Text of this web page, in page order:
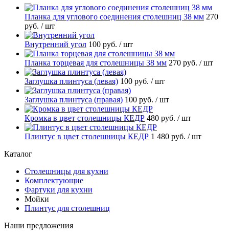
Планка для углового соединения столешниц 38 мм 270
руб. / шт
Внутренний угол 100 руб. / шт
Планка торцевая для столешницы 38 мм 270 руб. / шт
Заглушка плинтуса (левая) 100 руб. / шт
Заглушка плинтуса (правая) 100 руб. / шт
Кромка в цвет столешницы КЕДР 480 руб. / шт
Плинтус в цвет столешницы КЕДР 1 480 руб. / шт
Каталог
Столешницы для кухни
Комплектующие
Фартуки для кухни
Мойки
Плинтус для столешниц
Наши предложения